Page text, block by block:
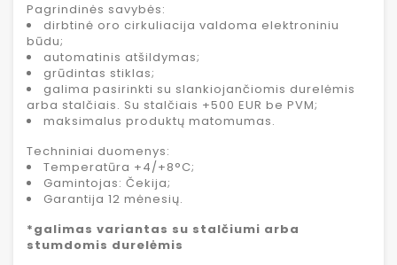
Pagrindinės savybės:
dirbtinė oro cirkuliacija valdoma elektroniniu
būdu;
automatinis atšildymas;
grūdintas stiklas;
galima pasirinkti su slankiojančiomis durelėmis
arba stalčiais. Su stalčiais +500 EUR be PVM;
maksimalus produktų matomumas.
Techniniai duomenys:
Temperatūra +4/+8°C;
Gamintojas: Čekija;
Garantija 12 mėnesių.
*galimas variantas su stalčiumi arba
stumdomis durelėmis